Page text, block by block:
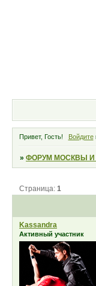
Привет, Гость! Войдите
»ФОРУМ МОСКВЫ И
Страница:1
Kassandra
Активный участник